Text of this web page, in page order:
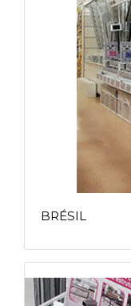
BRÉSIL